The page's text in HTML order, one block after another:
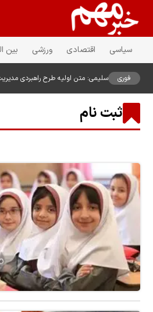
سیاسی اقتصادی ورزشی بین
فوری سلیمی: متن اولیه طرح راهبردی
ثبت نام